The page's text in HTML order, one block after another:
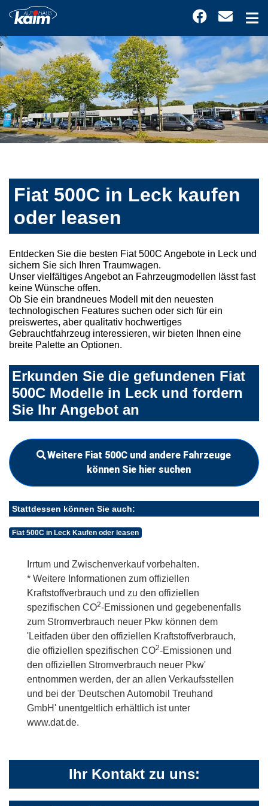
Fiat 500C in Leck kaufen
oder leasen
Entdecken Sie die besten Fiat 500C Angebote in Leck und
sichern Sie sich Ihren Traumwagen.
Unser vielfältiges Angebot an Fahrzeugmodellen lässt fast
keine Wünsche offen.
Ob Sie ein brandneues Modell mit den neuesten
technologischen Features suchen oder sich für ein
preiswertes, aber qualitativ hochwertiges
Gebrauchtfahrzeug interessieren, wir bieten Ihnen eine
breite Palette an Optionen.
Erkunden Sie die gefundenen Fiat
500C Modelle in Leck und fordern
Sie Ihr Angebot an
Weitere Fiat 500C und andere Fahrzeuge
können Sie hier suchen
Stattdessen können Sie auch:
Fiat 500C in Leck Kaufen oder leasen
Irrtum und Zwischenverkauf vorbehalten.
* Weitere Informationen zum offiziellen
Kraftstoffverbrauch und zu den offiziellen
spezifischen CO2-Emissionen und gegebenenfalls
zum Stromverbrauch neuer Pkw können dem
'Leitfaden über den offiziellen Kraftstoffverbrauch,
die offiziellen spezifischen CO2-Emissionen und
den offiziellen Stromverbrauch neuer Pkw'
entnommen werden, der an allen Verkaufsstellen
und bei der 'Deutschen Automobil Treuhand
GmbH' unentgeltlich erhältlich ist unter
www.dat.de.
Ihr Kontakt zu uns: